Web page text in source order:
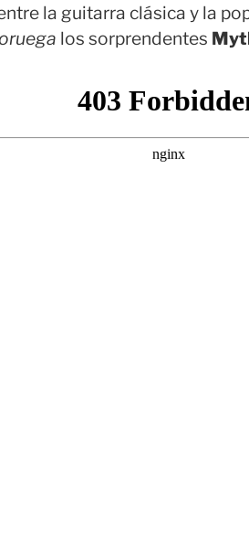
la guitarra clásica y la
los sorprendentes